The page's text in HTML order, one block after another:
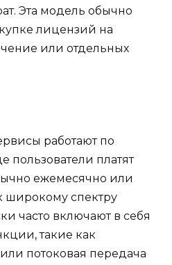
Эта модель обычно
лицензий на
или отдельных
работают по
пользователи платят
ежемесячно или
широкому спектру
часто включают в себя
такие как
потоковая передача